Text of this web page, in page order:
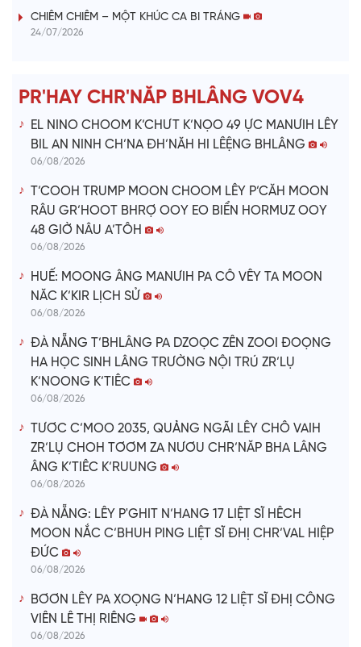
i
e
o
CHIÊM CHIÊM – MỘT KHÚC CA BI TRÁNG
24/07/2026
PR'HAY CHR'NĂP BHLÂNG VOV4
EL NINO CHOOM K’CHƯT K’NỌO 49 ỰC MANƯIH LÊY
BIL AN NINH CH’NA ĐH’NĂH HI LÊỆNG BHLÂNG
06/08/2026
T’COOH TRUMP MOON CHOOM LÊY P’CĂH MOON
RÂU GR’HOOT BHRỢ OOY EO BIỂN HORMUZ OOY
48 GIỜ NÂU A’TÔH
06/08/2026
HUẾ: MOONG ÂNG MANƯIH PA CÔ VÊY TA MOON
NĂC K’KIR LỊCH SỬ
06/08/2026
ĐÀ NẴNG T’BHLÂNG PA DZOỌC ZÊN ZOOI ĐOỌNG
HA HỌC SINH LÂNG TRƯỜNG NỘI TRÚ ZR’LỤ
K’NOONG K’TIÊC
06/08/2026
TƯƠC C’MOO 2035, QUẢNG NGÃI LÊY CHÔ VAIH
ZR’LỤ CHOH TƠƠM ZA NƯƠU CHR’NĂP BHA LÂNG
ÂNG K’TIÊC K’RUUNG
06/08/2026
ĐÀ NẴNG: LÊY P'GHIT N’HANG 17 LIỆT SĨ HÊCH
MOON NẮC C’BHUH PING LIỆT SĨ ĐHỊ CHR’VAL HIỆP
ĐỨC
06/08/2026
BƠƠN LÊY PA XOỌNG N’HANG 12 LIỆT SĨ ĐHỊ CÔNG
VIÊN LÊ THỊ RIÊNG
06/08/2026